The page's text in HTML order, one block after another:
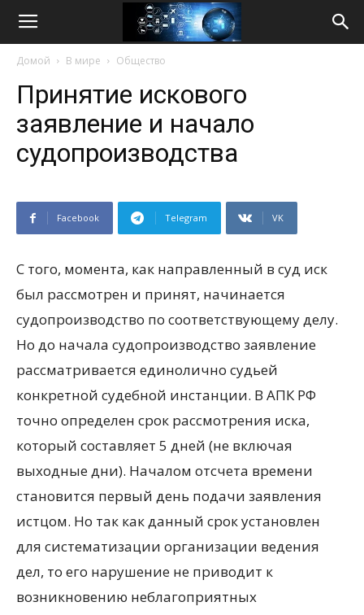
Life
Домой В мире Общество
Принятие искового
заявление и начало
судопроизводства
Facebook Telegram VK
С того, момента, как направленный в суд иск
был рассмотрен и принят, начинается
судопроизводство по соответствующему делу.
Но до начала судопроизводство заявление
рассматривается единолично судьей
конкретной судебной инстанции. В АПК РФ
точно определен срок рассмотрения иска,
который составляет 5 дней (не включая
выходные дни). Началом отсчета времени
становится первый день подачи заявления
истцом. Но так как данный срок установлен
для систематизации организации ведения
дел, то его нарушение не приводит к
возникновению неблагоприятных